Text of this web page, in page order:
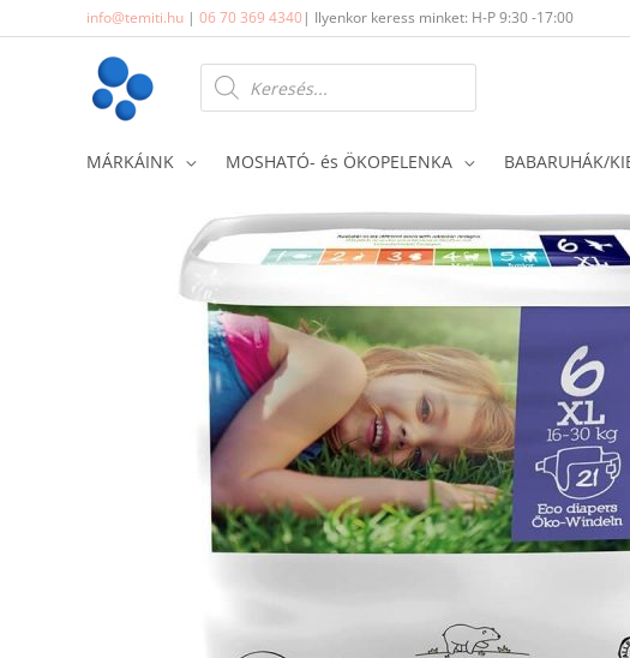
to
info@temiti.hu | 06 70 369 4340| Ilyenkor keress minket: H-P 9:30 -17:00
Products
search
MÁRKÁINK MOSHATÓ- és ÖKOPELENKA BABARUHÁK/